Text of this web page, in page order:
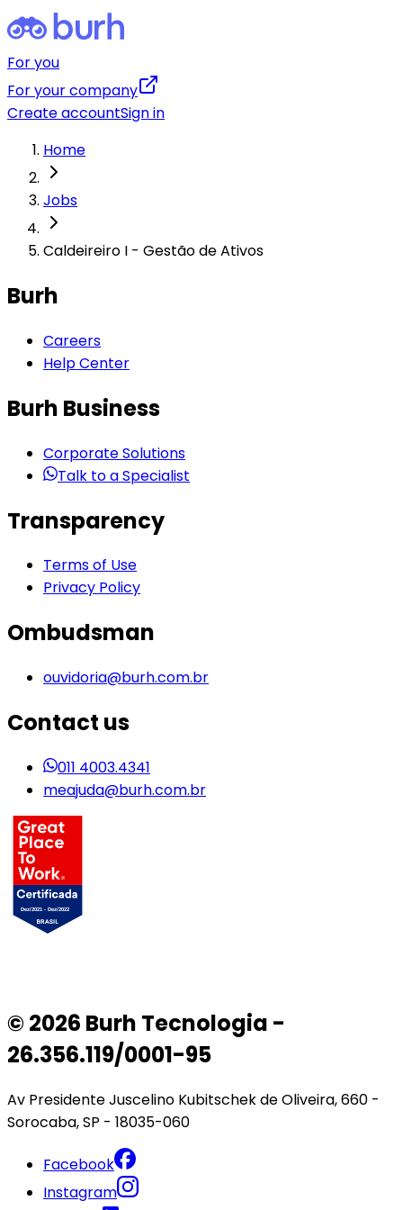
For you
For your company
Create accountSign in
Home
Jobs
Caldeireiro I - Gestão de Ativos
Burh
Careers
Help Center
Burh Business
Corporate Solutions
Talk to a Specialist
Transparency
Terms of Use
Privacy Policy
Ombudsman
ouvidoria@burh.com.br
Contact us
011 4003.4341
meajuda@burh.com.br
© 2026 Burh Tecnologia -
26.356.119/0001-95
Av Presidente Juscelino Kubitschek de Oliveira, 660 -
Sorocaba, SP - 18035-060
Facebook
Instagram